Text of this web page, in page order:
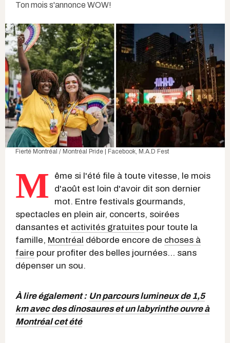
Ton mois s'annonce WOW!
Fierté Montréal / Montréal Pride | Facebook, M.A.D Fest
M
ême si l'été file à toute vitesse, le mois
d'août est loin d'avoir dit son dernier
mot. Entre festivals gourmands,
spectacles en plein air, concerts, soirées
dansantes et activités gratuites pour toute la
famille, Montréal déborde encore de choses à
faire pour profiter des belles journées... sans
dépenser un sou.
À lire également : Un parcours lumineux de 1,5
km avec des dinosaures et un labyrinthe ouvre à
Montréal cet été